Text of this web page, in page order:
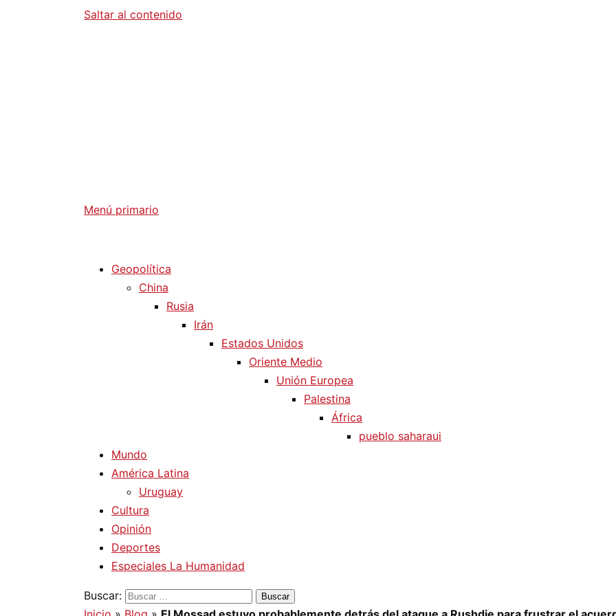
Saltar al contenido
Menú primario
Geopolítica
China
Rusia
Irán
Estados Unidos
Oriente Medio
Unión Europea
Palestina
África
pueblo saharaui
Mundo
América Latina
Uruguay
Cultura
Opinión
Deportes
Especiales La Humanidad
Buscar: